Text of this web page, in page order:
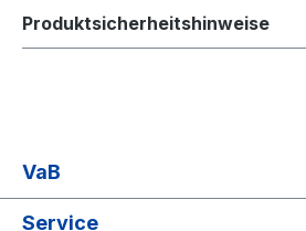
Produktsicherheitshinweise
VaB
Service